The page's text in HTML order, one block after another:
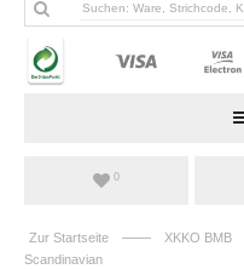
0
Zur Startseite —— XKKO BMB
Scandinavian